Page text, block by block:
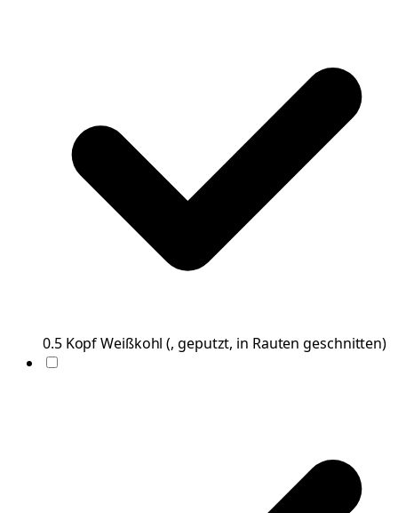
0.5 KopfWeißkohl (, geputzt, in Rauten geschnitten)